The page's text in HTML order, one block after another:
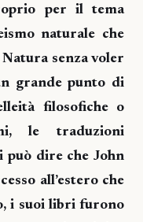
per il tema
naturale che
senza voler
grande punto di
filosofiche o
le traduzioni
può dire che John
all’estero che
i suoi libri furono